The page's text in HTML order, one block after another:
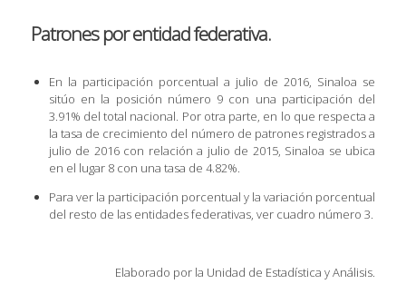
Patrones por entidad federativa.
En la participación porcentual a julio de 2016, Sinaloa se
sitúo en la posición número 9 con una participación del
3.91% del total nacional. Por otra parte, en lo que respecta a
la tasa de crecimiento del número de patrones registrados a
julio de 2016 con relación a julio de 2015, Sinaloa se ubica
en el lugar 8 con una tasa de 4.82%.
Para ver la participación porcentual y la variación porcentual
del resto de las entidades federativas, ver cuadro número 3.
Elaborado por la Unidad de Estadística y Análisis.